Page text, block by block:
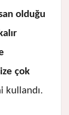
olduğu
çok
kullandı.